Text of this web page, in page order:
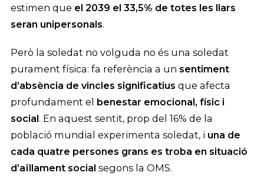
estimen que el 2039 el 33,5% de totes les llars
seran unipersonals.
Però la soledat no volguda no és una soledat
purament física: fa referència a un sentiment
d’absència de vincles significatius que afecta
profundament el benestar emocional, físic i
social. En aquest sentit, prop del 16% de la
població mundial experimenta soledat, i una de
cada quatre persones grans es troba en situació
d’aïllament social segons la OMS.